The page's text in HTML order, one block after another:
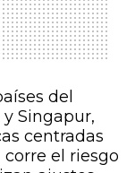
del
Singapur,
centradas
el riesgo